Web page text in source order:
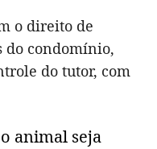
o direito de
do condomínio,
do tutor, com
animal seja